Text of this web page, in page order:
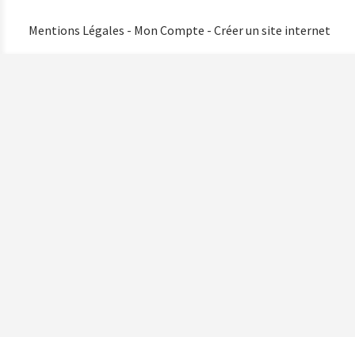
Mentions Légales Mon Compte Créer un site internet